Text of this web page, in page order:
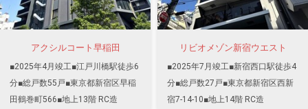
アクシルコート早稲田
■2025年4月竣工■江戸川橋駅徒歩6
分■総戸数55戸■東京都新宿区早稲
田鶴巻町566■地上13階 RC造
リビオメゾン新宿ウエスト
■2025年7月竣工■新宿西口駅徒歩4
分■総戸数27戸■東京都新宿区西新
宿7-14-10■地上14階 RC造